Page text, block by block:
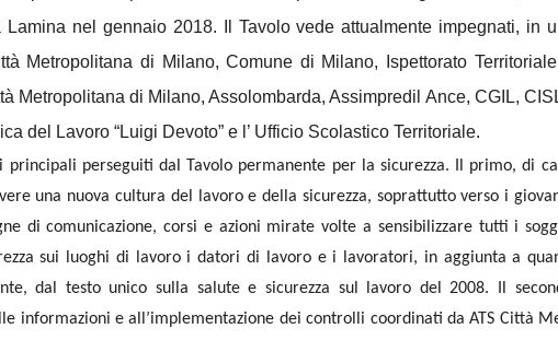
Lamina nel gennaio 2018. Il Tavolo vede attualmente impegnati, in
Metropolitana di Milano, Comune di Milano, Ispettorato
Metropolitana di Milano, Assolombarda, Assimpredil Ance, CGIL,
del Lavoro “Luigi Devoto” e l’ Ufficio Scolastico Territoriale.
principali perseguiti dal Tavolo permanente per la sicurezza. Il primo, di
una nuova cultura del lavoro e della sicurezza, soprattutto verso i
di comunicazione, corsi e azioni mirate volte a sensibilizzare tutti i
sui luoghi di lavoro i datori di lavoro e i lavoratori, in aggiunta a
dal testo unico sulla salute e sicurezza sul lavoro del 2008. Il
informazioni e all’implementazione dei controlli coordinati da ATS Città